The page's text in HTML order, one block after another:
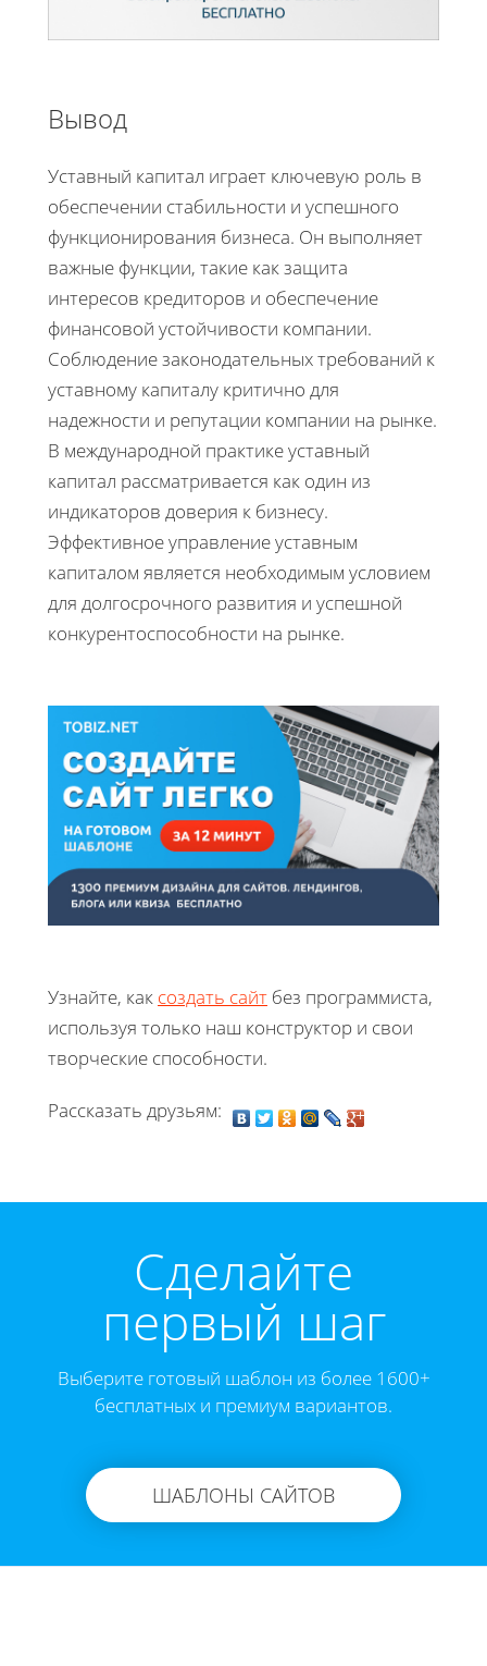
Вывод
Уставный капитал играет ключевую роль в
обеспечении стабильности и успешного
функционирования бизнеса. Он выполняет
важные функции, такие как защита
интересов кредиторов и обеспечение
финансовой устойчивости компании.
Соблюдение законодательных требований к
уставному капиталу критично для
надежности и репутации компании на рынке.
В международной практике уставный
капитал рассматривается как один из
индикаторов доверия к бизнесу.
Эффективное управление уставным
капиталом является необходимым условием
для долгосрочного развития и успешной
конкурентоспособности на рынке.
Узнайте, как создать сайт без программиста,
используя только наш конструктор и свои
творческие способности.
Рассказать друзьям:
Cделайте
первый шаг
Выберите готовый шаблон из более 1600+
бесплатных и премиум вариантов.
ШАБЛОНЫ САЙТОВ